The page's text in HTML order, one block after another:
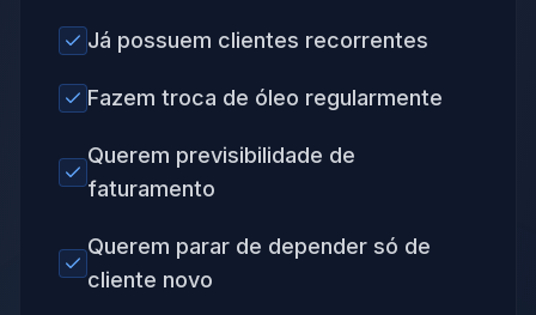
Já possuem clientes recorrentes
Fazem troca de óleo regularmente
Querem previsibilidade de
faturamento
Querem parar de depender só de
cliente novo